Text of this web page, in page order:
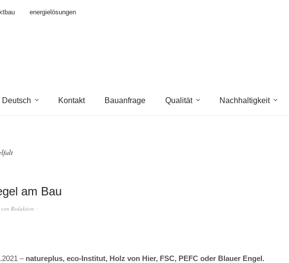
energielösungen
Deutsch Kontakt Bauanfrage Qualität Nachhaltigkeit
am Bau
von Redaktion
– natureplus, eco-Institut, Holz von Hier, FSC, PEFC oder Blauer Engel.